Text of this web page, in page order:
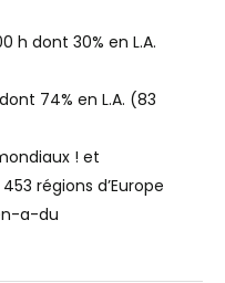
h dont 30% en L.A.
74% en L.A. (83
! et
régions d’Europe
a-du